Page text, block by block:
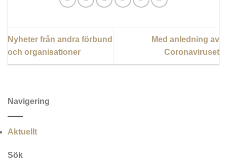
Nyheter från andra förbund
och organisationer
Med anledning av
Coronaviruset
Navigering
Aktuellt
Sök